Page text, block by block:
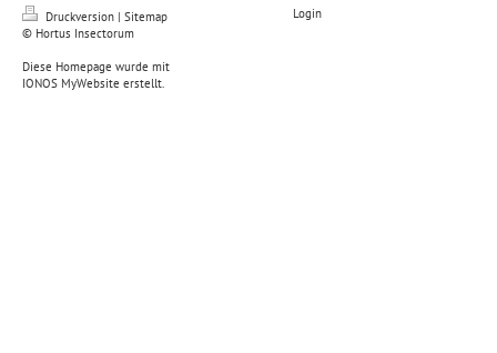
Druckversion | Sitemap
© Hortus Insectorum
Diese Homepage wurde mit
IONOS MyWebsite erstellt.
Login